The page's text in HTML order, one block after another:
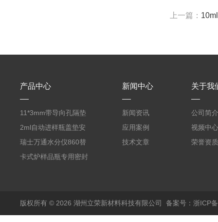
上一篇： 10ml
产品中心
11*3mm带导向孔隔垫
气相色谱仪用红色耐
380℃高温 替代5193-
4757 瓶装一瓶50个
2ml自动进样瓶盖垫安
捷伦款气相螺纹顶空瓶
液相切口9*1mm聚四氟
瑞士万通水分仪860替
代原装产品 6.1448.057
卡式炉样品瓶专用密封
新闻中心
新闻资讯
应用案例
技术文章
关于我
公司简介
视频中心
荣誉资质
版权所有 © 2026 湖州立荣新材料科技有限公司 备案号：浙ICP